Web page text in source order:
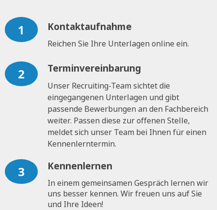
1 Kontaktaufnahme
Reichen Sie Ihre Unterlagen online ein.
2 Terminvereinbarung
Unser Recruiting-Team sichtet die
eingegangenen Unterlagen und gibt
passende Bewerbungen an den Fachbereich
weiter. Passen diese zur offenen Stelle,
meldet sich unser Team bei Ihnen für einen
Kennenlerntermin.
3 Kennenlernen
In einem gemeinsamen Gespräch lernen wir
uns besser kennen. Wir freuen uns auf Sie
und Ihre Ideen!